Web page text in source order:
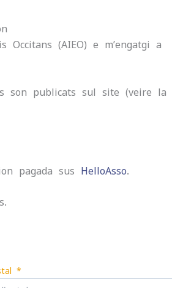
Occitans (AIEO) e m’engatgi a
son publicats sul site (veire la
pagada sus HelloAsso
*